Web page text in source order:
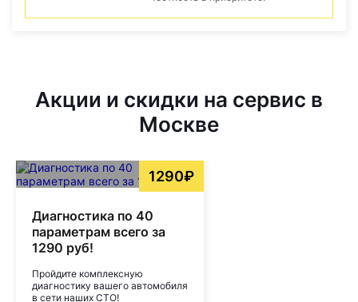
Акции и скидки на сервис в
Москве
1290₽
Диагностика по 40
параметрам всего за
1290 руб!
Пройдите комплексную
диагностику вашего автомобиля
в сети наших СТО!